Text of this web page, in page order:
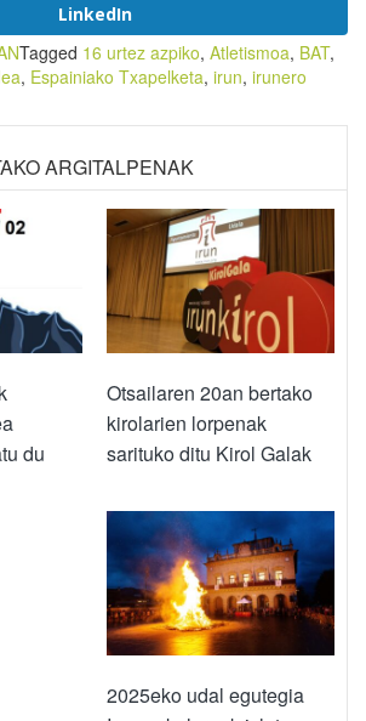
LinkedIn
Tagged 16 urtez azpiko, Atletismoa, BAT,
, Espainiako Txapelketa, irun, irunero
ARGITALPENAK
du
Otsailaren 20an bertako
kirolarien lorpenak
sarituko ditu Kirol Galak
2025eko udal egutegia